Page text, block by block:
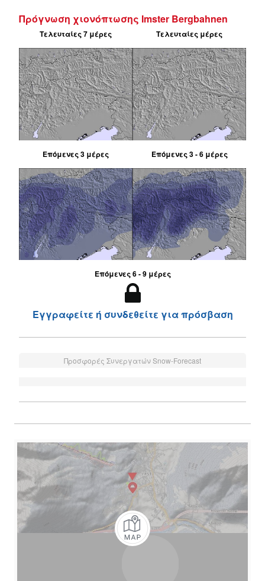
Πρόγνωση χιονόπτωσης Imster Bergbahnen
Τελευταίες 7 μέρες Τελευταίες μέρες
Επόμενες 3 μέρες Επόμενες 3 - 6 μέρες
Επόμενες 6 - 9 μέρες
Εγγραφείτε ή συνδεθείτε για πρόσβαση
Προσφορές Συνεργατών Snow-Forecast